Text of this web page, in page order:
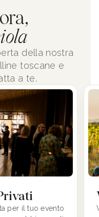
della nostra
toscane e
a te.
per il tuo evento